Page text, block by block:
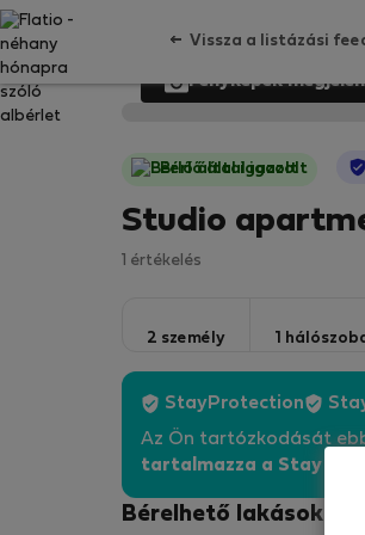
Vissza a listázási
Fényképek
Bérlő által igazolt
Studio
1 értékelés
2 személy 1
StayProtection
Az Ön tartózkodását
tartalmazza a Stay
Bérelhető lakások -